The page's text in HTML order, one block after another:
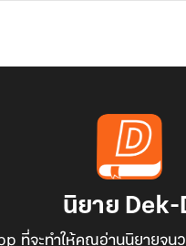
นิยาย Dek-
ที่จะทำให้คุณอ่านนิยายจน